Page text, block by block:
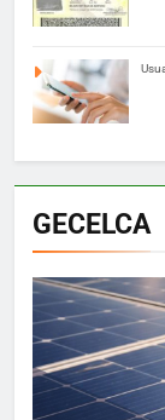
GECELCA